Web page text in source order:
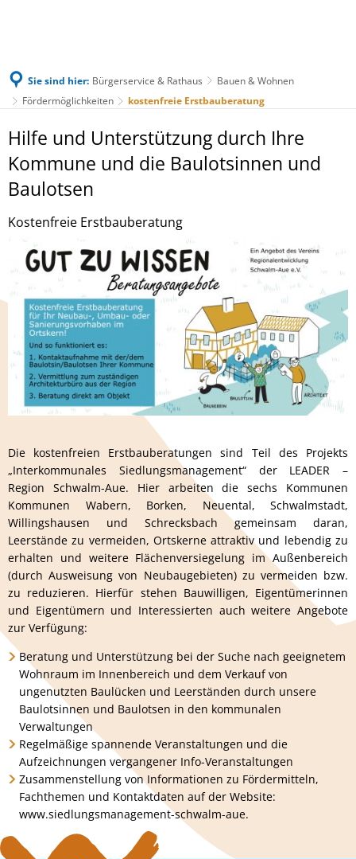
Sie sind hier: Bürgerservice & Rathaus
Bauen & Wohnen
Fördermöglichkeiten
kostenfreie Erstbauberatung
kostenfreie
Erstbauberatung
Hilfe und Unterstützung durch Ihre
Kommune und die Baulotsinnen und
Baulotsen
Kostenfreie Erstbauberatung
Die kostenfreien Erstbauberatungen sind Teil des Projekts
„Interkommunales Siedlungsmanagement“ der LEADER –
Region Schwalm-Aue. Hier arbeiten die sechs Kommunen
Kommunen Wabern, Borken, Neuental, Schwalmstadt,
Willingshausen und Schrecksbach gemeinsam daran,
Leerstände zu vermeiden, Ortskerne attraktiv und lebendig zu
erhalten und weitere Flächenversiegelung im Außenbereich
(durch Ausweisung von Neubaugebieten) zu vermeiden bzw.
zu reduzieren. Hierfür stehen Bauwilligen, Eigentümerinnen
und Eigentümern und Interessierten auch weitere Angebote
zur Verfügung:
Beratung und Unterstützung bei der Suche nach geeignetem
Wohnraum im Innenbereich und dem Verkauf von
ungenutzten Baulücken und Leerständen durch unsere
Baulotsinnen und Baulotsen in den kommunalen
Verwaltungen
Regelmäßige spannende Veranstaltungen und die
Aufzeichnungen vergangener Info-Veranstaltungen
Zusammenstellung von Informationen zu Fördermitteln,
Fachthemen und Kontaktdaten auf der Website:
www.siedlungsmanagement-schwalm-aue.